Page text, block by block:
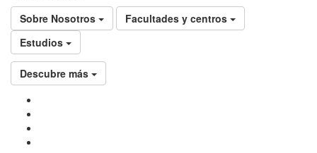
Sobre Nosotros
Facultades y centros
Estudios
Descubre más